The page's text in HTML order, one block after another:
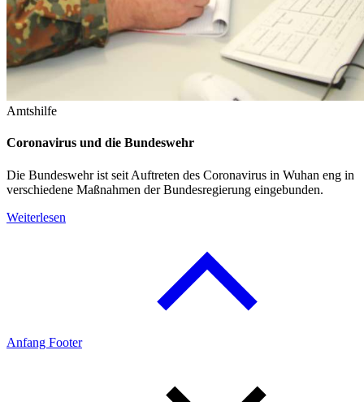
Amtshilfe
Coronavirus und die Bundeswehr
Die Bundeswehr ist seit Auftreten des Coronavirus in Wuhan eng in
verschiedene Maßnahmen der Bundesregierung eingebunden.
Weiterlesen
Anfang Footer